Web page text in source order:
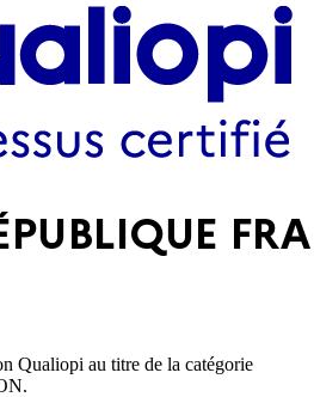
Qualiopi au titre de la catégorie